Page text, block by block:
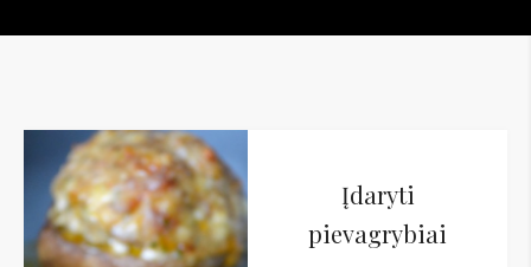
Įdaryti
pievagrybiai